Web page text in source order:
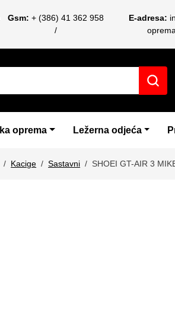
Gsm: + (386) 41 362 958 E-adresa:
oprema Ležerna odjeća
Kacige Sastavni SHOEI GT-AIR 3